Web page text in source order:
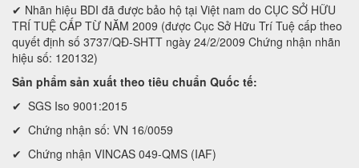
✔ Nhãn hiệu BDI đã được bảo hộ tại Việt nam do CỤC SỞ HỮU
TRÍ TUỆ CẤP TỪ NĂM 2009 (được Cục Sở Hữu Trí Tuệ cấp theo
quyết định số 3737/QĐ-SHTT ngày 24/2/2009 Chứng nhận nhãn
hiệu số: 120132)
Sản phẩm sản xuất theo tiêu chuẩn Quốc tế:
✔ SGS Iso 9001:2015
✔ Chứng nhận số: VN 16/0059
✔ Chứng nhận VINCAS 049-QMS (IAF)